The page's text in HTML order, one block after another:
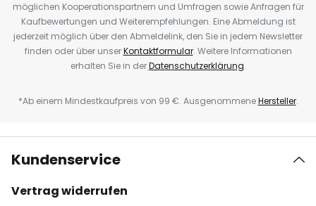
möglichen Kooperationspartnern und Umfragen sowie Anfragen für
Kaufbewertungen und Weiterempfehlungen. Eine Abmeldung ist
jederzeit möglich über den Abmeldelink, den Sie in jedem Newsletter
finden oder über unserKontaktformular. Weitere Informationen
erhalten Sie in derDatenschutzerklärung.
*Ab einem Mindestkaufpreis von 99 €. AusgenommeneHersteller.
Kundenservice
Vertrag widerrufen